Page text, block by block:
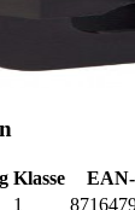
Klasse
1